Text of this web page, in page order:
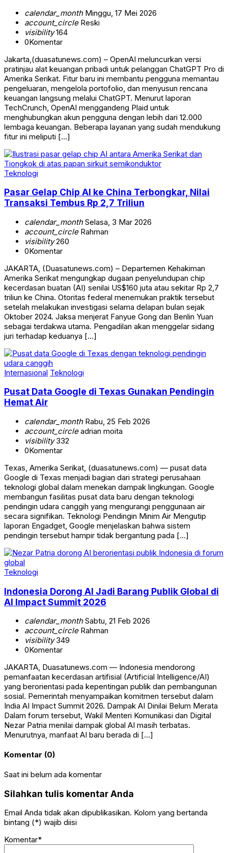
calendar_monthMinggu, 17 Mei 2026
account_circleReski
visibility164
0Komentar
Jakarta,(duasatunews.com) – OpenAI meluncurkan versi
pratinjau alat keuangan pribadi untuk pelanggan ChatGPT Pro di
Amerika Serikat. Fitur baru ini membantu pengguna memantau
pengeluaran, mengelola portofolio, dan menyusun rencana
keuangan langsung melalui ChatGPT. Menurut laporan
TechCrunch, OpenAI menggandeng Plaid untuk
menghubungkan akun pengguna dengan lebih dari 12.000
lembaga keuangan. Beberapa layanan yang sudah mendukung
fitur ini meliputi […]
Teknologi
Pasar Gelap Chip AI ke China Terbongkar, Nilai
Transaksi Tembus Rp 2,7 Triliun
calendar_monthSelasa, 3 Mar 2026
account_circleRahman
visibility260
0Komentar
JAKARTA, (Duasatunews.com) – Departemen Kehakiman
Amerika Serikat mengungkap dugaan penyelundupan chip
kecerdasan buatan (AI) senilai US$160 juta atau sekitar Rp 2,7
triliun ke China. Otoritas federal menemukan praktik tersebut
setelah melakukan investigasi selama delapan bulan sejak
Oktober 2024. Jaksa menjerat Fanyue Gong dan Benlin Yuan
sebagai terdakwa utama. Pengadilan akan menggelar sidang
juri terhadap keduanya […]
Internasional Teknologi
Pusat Data Google di Texas Gunakan Pendingin
Hemat Air
calendar_monthRabu, 25 Feb 2026
account_circleadrian moita
visibility332
0Komentar
Texas, Amerika Serikat, (duasatunews.com) — pusat data
Google di Texas menjadi bagian dari strategi perusahaan
teknologi global dalam menekan dampak lingkungan. Google
membangun fasilitas pusat data baru dengan teknologi
pendingin udara canggih yang mengurangi penggunaan air
secara signifikan. Teknologi Pendingin Minim Air Mengutip
laporan Engadget, Google menjelaskan bahwa sistem
pendingin tersebut hampir tidak bergantung pada […]
Teknologi
Indonesia Dorong AI Jadi Barang Publik Global di
AI Impact Summit 2026
calendar_monthSabtu, 21 Feb 2026
account_circleRahman
visibility349
0Komentar
JAKARTA, Duasatunews.com — Indonesia mendorong
pemanfaatan kecerdasan artifisial (Artificial Intelligence/AI)
yang berorientasi pada kepentingan publik dan pembangunan
sosial. Pemerintah menyampaikan komitmen tersebut dalam
India AI Impact Summit 2026. Dampak AI Dinilai Belum Merata
Dalam forum tersebut, Wakil Menteri Komunikasi dan Digital
Nezar Patria menilai dampak global AI masih terbatas.
Menurutnya, manfaat AI baru berada di […]
Komentar (0)
Saat ini belum ada komentar
Silahkan tulis komentar Anda
Email Anda tidak akan dipublikasikan. Kolom yang bertanda
bintang (*) wajib diisi
Komentar*